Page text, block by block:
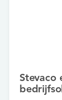
Stevaco